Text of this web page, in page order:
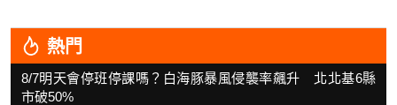
熱門
8/7明天會停班停課嗎？白海豚暴風侵襲率飆升 北北基6縣
市破50%